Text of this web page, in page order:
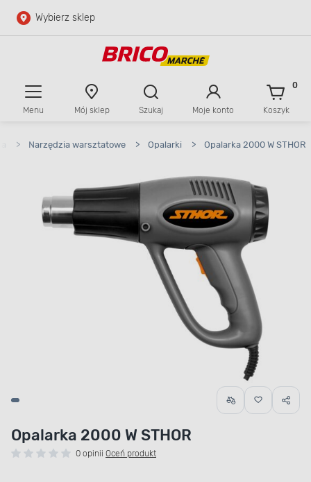
Przejdź do głównej zawartości
Wybierz sklep
Menu Mój sklep Szukaj Moje konto Koszyk
0
> Narzędzia warsztatowe > Opalarki > Opalarka 2000 W STHOR
Opalarka 2000 W STHOR
0 opinii Oceń produkt